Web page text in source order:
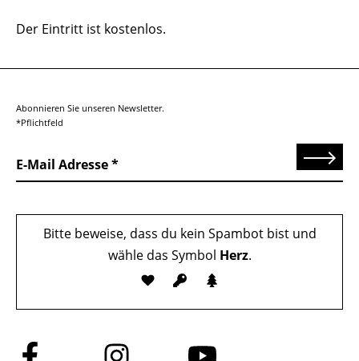
Der Eintritt ist kostenlos.
Abonnieren Sie unseren Newsletter.
*Pflichtfeld
E-Mail Adresse Senden
Bitte beweise, dass du kein Spambot bist und
wähle das Symbol Herz.
Folge
Folge
Folge